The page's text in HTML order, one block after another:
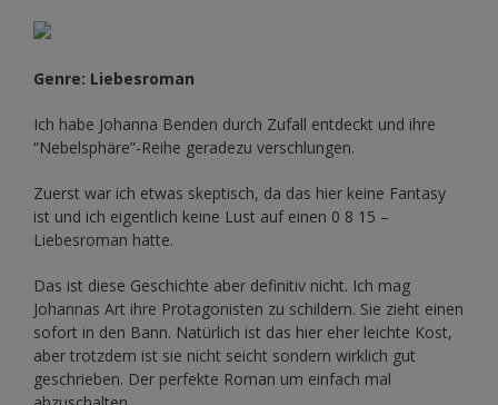
Genre: Liebesroman
Ich habe Johanna Benden durch Zufall entdeckt und ihre
“Nebelsphäre”-Reihe geradezu verschlungen.
Zuerst war ich etwas skeptisch, da das hier keine Fantasy
ist und ich eigentlich keine Lust auf einen 0 8 15 –
Liebesroman hatte.
Das ist diese Geschichte aber definitiv nicht. Ich mag
Johannas Art ihre Protagonisten zu schildern. Sie zieht einen
sofort in den Bann. Natürlich ist das hier eher leichte Kost,
aber trotzdem ist sie nicht seicht sondern wirklich gut
geschrieben. Der perfekte Roman um einfach mal